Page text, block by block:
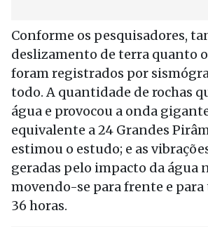
Conforme os pesquisadores,
deslizamento de terra quanto
foram registrados por
todo. A quantidade de rochas
água e provocou a onda
equivalente a 24 Grandes
estimou o estudo; e as
geradas pelo impacto da água
movendo-se para frente e
36 horas.